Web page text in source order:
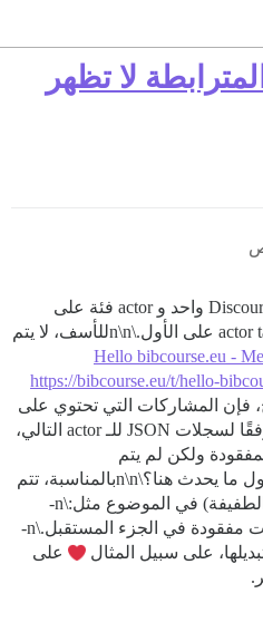
لا تظهر
على Discourse واحد و actor فئة على
الـ actor tag على الأول.\n\nللأسف، لا يتم
Hello bibcourse.eu -
https://bibcourse.eu/t/hello-
المشاركات التي تحتوي على
صور/مرفقات هي المتأثرة.\n\nوفقًا لسجلات JSON للـ actor التالي،
ولكن لم يتم
عرضها.\n\nهل لديك أي أفكار حول ما يحدث هنا؟\n\nبالمناسبة، تتم
مناقشة بعض الأخطاء الأخرى (الطفيفة) في الموضوع مثل:\n-
الرموز التعبيرية داخل المشاركات مفقودة في الجزء المستقبل.\n-
على سبيل المثال
على